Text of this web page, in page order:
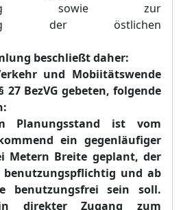
sowie zur
der östlichen
beschließt daher:
und Mobiitätswende
27 BezVG gebeten, folgende
:
Planungsstand ist vom
ein gegenläufiger
Metern Breite geplant, der
benutzungspflichtig und ab
benutzungsfrei sein soll.
direkter Zugang zum